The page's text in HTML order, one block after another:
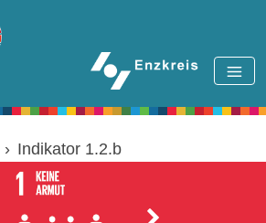
Indikator 1.2.b